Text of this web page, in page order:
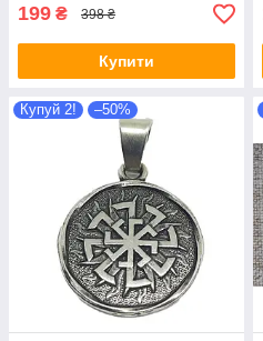
199 ₴ 398 ₴
Купити
Купуй 2! –50%